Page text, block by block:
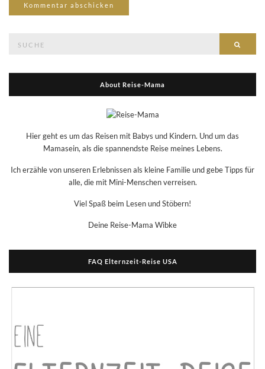
About Reise-Mama
Hier geht es um das Reisen mit Babys und Kindern. Und um das
Mamasein, als die spannendste Reise meines Lebens.
Ich erzähle von unseren Erlebnissen als kleine Familie und gebe Tipps für
alle, die mit Mini-Menschen verreisen.
Viel Spaß beim Lesen und Stöbern!
Deine Reise-Mama Wibke
FAQ Elternzeit-Reise USA